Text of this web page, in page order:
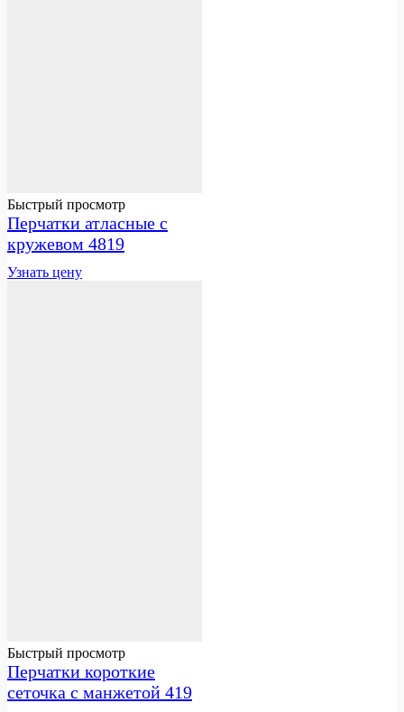
Быстрый просмотр
Перчатки атласные с
кружевом 4819
Узнать цену
Быстрый просмотр
Перчатки короткие
сеточка с манжетой 419